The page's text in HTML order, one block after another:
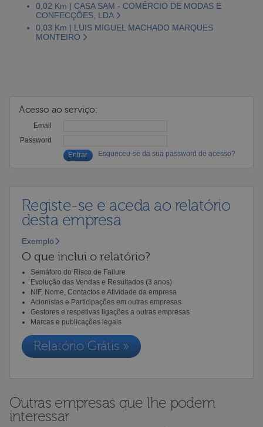
0,02 Km | CASA SAM - COMÉRCIO DE MODAS E
CONFECÇÕES, LDA
0,03 Km | LUIS MIGUEL MACHADO MARQUES
MONTEIRO
Acesso ao serviço:
Email
Password
Esqueceu-se da sua password de acesso?
Registe-se e aceda ao relatório
desta empresa
Exemplo
O que inclui o relatório?
Semáforo do Risco de Failure
Evolução das Vendas e Resultados (3 anos)
NIF, Nome, Contactos e Atividade da empresa
Acionistas e Participações em outras empresas
Gestores e respetivas ligações a outras empresas
Marcas e publicações legais
Relatório Grátis »
Outras empresas que lhe podem
interessar